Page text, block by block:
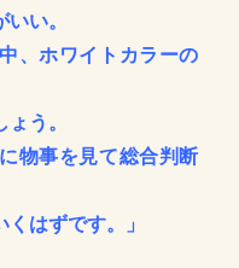
い。
、ホワイトカラーの
う。
物事を見て総合判断
はずです。」